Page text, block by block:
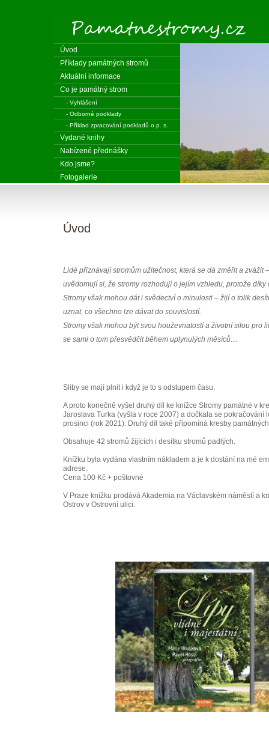
Úvod
Příklady památných stromů
Aktuální informace
Co je památný strom
- Vyhlášení
- Odborné podklady
- Příklad zpracování podkladů o p. s.
Vydané knihy
Nabízené přednášky
Kdo jsme?
Fotogalerie
Úvod
Lidé přiznávají stromům užitečnost, která se dá změřit a
uvědomují si, že stromy rozhodují o jejím vzhledu, protože
Stromy však mohou dát i svědectví o minulosti – žijí o tolik
uznat, co všechno lze dávat do souvislostí.
Stromy však mohou být svou houževnatostí a životní silou pro
se sami o tom přesvědčit během uplynulých měsíců…
Sliby se mají plnit i když je to s odstupem času.
A proto konečně vyšel druhý díl ke knížce Stromy památné v
Jaroslava Turka (vyšla v roce 2007) a dočkala se pokračování
prosinci (rok 2021). Druhý díl také připomíná kresby
Obsahuje 42 stromů žijících i desítku stromů padlých.
Knížku byla vydána vlastním nákladem a je k dostání na mé
adrese.
Cena 100 Kč + poštovné
V Praze knížku prodává Akademia na Václavském náměstí a
Ostrov v Ostrovní ulici.